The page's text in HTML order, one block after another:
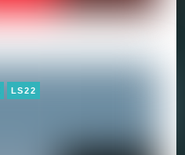
LS22